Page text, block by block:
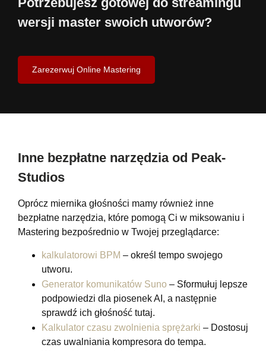
wersji master swoich utworów?
Zarezerwuj Online Mastering
Inne bezpłatne narzędzia od Peak-
Studios
Oprócz miernika głośności mamy również inne
bezpłatne narzędzia, które pomogą Ci w miksowaniu i
Mastering bezpośrednio w Twojej przeglądarce:
kalkulatorowi BPM – określ tempo swojego
utworu.
Generator komunikatów Suno – Sformułuj lepsze
podpowiedzi dla piosenek AI, a następnie
sprawdź ich głośność tutaj.
Kalkulator czasu zwolnienia sprężarki – Dostosuj
czas uwalniania kompresora do tempa.